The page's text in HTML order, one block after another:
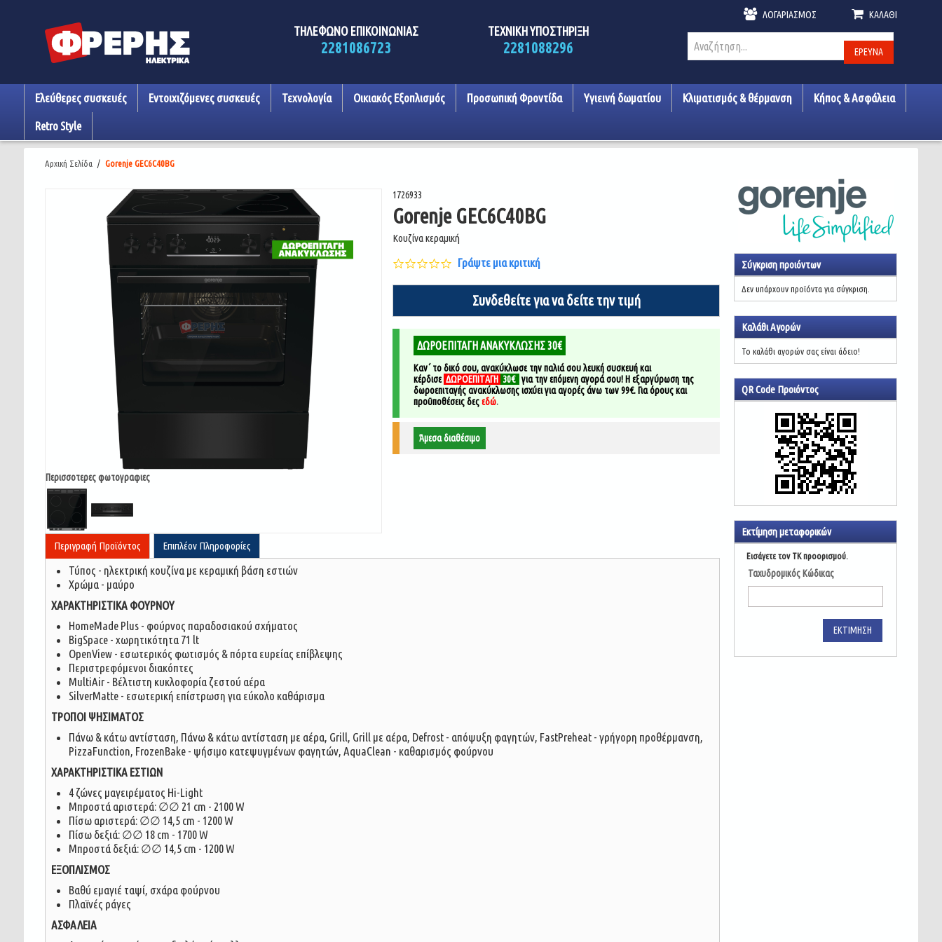
ΤΗΛΕΦΩΝΟ ΕΠΙΚΟΙΝΩΝΙΑΣ
2281086723
ΤΕΧΝΙΚΗ ΥΠΟΣΤΗΡΙΞΗ
2281088296
ΛΟΓΑΡΙΑΣΜΌΣ ΚΑΛΆΘΙ
ΈΡΕΥΝΑ
Ελεύθερες συσκευές Εντοιχιζόμενες συσκευές Τεχνολογία Οικιακός Εξοπλισμός Προσωπική Φροντίδα Υγιεινή δωματίου Κλιματισμός & θέρμανση Κήπος & Ασφάλεια
Retro Style
Αρχική Σελίδα / Gorenje GEC6C40BG
1726933
Gorenje GEC6C40BG
Κουζίνα κεραμική
0.0
star
rating
Γράψτε μια κριτική
Περισσοτερες φωτογραφιες
Συνδεθείτε για να δείτε την τιμή
ΔΩΡΟΕΠΙΤΑΓΗ ΑΝΑΚΥΚΛΩΣΗΣ 30€
Καν΄ το δικό σου, ανακύκλωσε την παλιά σου λευκή συσκευή και
κέρδισε ΔΩΡΟΕΠΙΤΑΓΗ 30€ για την επόμενη αγορά σου!Η εξαργύρωση της
δωροεπιταγής ανακύκλωσης ισχύει για αγορές άνω των 99€. Για όρους και
προϋποθέσεις δεςεδώ.
Άμεσα διαθέσιμο
Περιγραφή Προϊόντος Επιπλέον Πληροφορίες
Τύπος - ηλεκτρική κουζίνα με κεραμική βάση εστιών
Χρώμα - μαύρο
ΧΑΡΑΚΤΗΡΙΣΤΙΚΑ ΦΟΥΡΝΟΥ
HomeMade Plus - φούρνος παραδοσιακού σχήματος
BigSpace - χωρητικότητα 71 lt
OpenView - εσωτερικός φωτισμός & πόρτα ευρείας επίβλεψης
Περιστρεφόμενοι διακόπτες
MultiAir - Βέλτιστη κυκλοφορία ζεστού αέρα
SilverMatte - εσωτερική επίστρωση για εύκολο καθάρισμα
ΤΡΟΠΟΙ ΨΗΣΙΜΑΤΟΣ
Πάνω & κάτω αντίσταση, Πάνω & κάτω αντίσταση με αέρα, Grill, Grill με αέρα, Defrost - απόψυξη φαγητών, FastPreheat - γρήγορη προθέρμανση,
PizzaFunction, FrozenBake - ψήσιμο κατεψυγμένων φαγητών, AquaClean - καθαρισμός φούρνου
ΧΑΡΑΚΤΗΡΙΣΤΙΚΑ ΕΣΤΙΩΝ
4 ζώνες μαγειρέματος Hi-Light
Μπροστά αριστερά: ∅∅ 21 cm - 2100 W
Πίσω αριστερά: ∅∅ 14,5 cm - 1200 W
Πίσω δεξιά: ∅∅ 18 cm - 1700 W
Μπροστά δεξιά: ∅∅ 14,5 cm - 1200 W
ΕΞΟΠΛΙΣΜΟΣ
Βαθύ εμαγιέ ταψί, σχάρα φούρνου
Πλαϊνές ράγες
ΑΣΦΑΛΕΙΑ
Σύγκριση προιόντων
Δεν υπάρχουν προϊόντα για σύγκριση.
Καλάθι Αγορών
Το καλάθι αγορών σας είναι άδειο!
QR Code Προιόντος
Εκτίμηση μεταφορικών
Εισάγετε τον ΤΚ προορισμού.
Ταχυδρομικός Κώδικας
ΕΚΤΊΜΗΣΗ